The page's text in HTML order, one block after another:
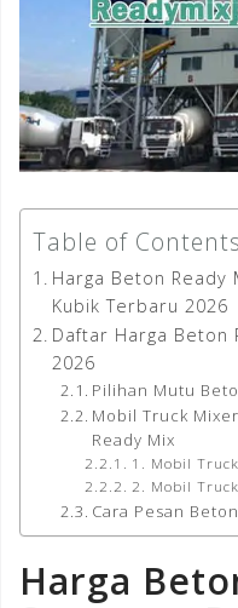
Table of Contents
Harga Beton Ready
Kubik Terbaru 2026
Daftar Harga Beton
2026
Pilihan Mutu
Mobil Truck
Ready Mix
1. Mobil
2. Mobil
Cara Pesan
Harga